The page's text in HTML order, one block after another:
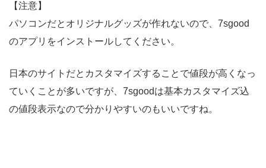
【注意】
パソコンだとオリジナルグッズが作れないので、7sgood
のアプリをインストールしてください。
日本のサイトだとカスタマイズすることで値段が高くなっ
ていくことが多いですが、7sgoodは基本カスタマイズ込
の値段表示なので分かりやすいのもいいですね。